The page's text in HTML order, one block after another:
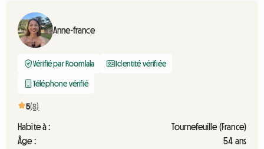
Anne-france
Vérifié par Roomlala Identité vérifiée
Téléphone vérifié
5(8)
Habite à :
Tournefeuille (France)
Âge :
54 ans